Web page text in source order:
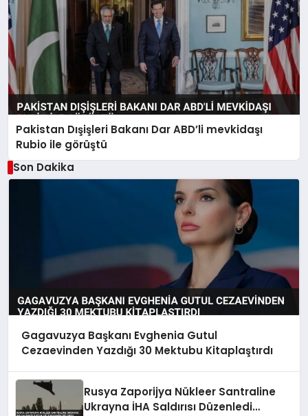
Pakistan Dışişleri Bakanı Dar ABD’li mevkidaşı
Rubio ile görüştü
Son Dakika
Gagavuzya Başkanı Evghenia Gutul
Cezaevinden Yazdığı 30 Mektubu Kitaplaştırdı
Rusya Zaporijya Nükleer Santraline
Ukrayna İHA Saldırısı Düzenledi